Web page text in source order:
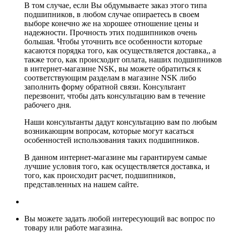
В том случае, если Вы обдумываете заказ этого типа
подшипников, в любом случае опираетесь в своем
выборе конечно же на хорошее отношение цены и
надежности. Прочность этих подшипников очень
большая. Чтобы уточнить все особенности которые
касаются порядка того, как осуществляется доставка,, а
также того, как происходит оплата, наших подшипников
в интернет-магазине NSK, вы можете обратиться к
соответствующим разделам в магазине NSK либо
заполнить форму обратной связи. Консультант
перезвонит, чтобы дать консультацию вам в течение
рабочего дня.
Наши консультанты дадут консультацию вам по любым
возникающим вопросам, которые могут касаться
особенностей использования таких подшипников.
В данном интернет-магазине мы гарантируем самые
лучшие условия того, как осуществляется доставка, и
того, как происходит расчет, подшипников,
представленных на нашем сайте.
Вы можете задать любой интересующий вас вопрос по
товару или работе магазина.